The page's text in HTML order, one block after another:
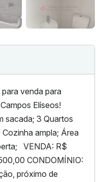
venda para
Elíseos!
sacada; 3 Quartos
ampla; Área
VENDA: R$
CONDOMÍNIO:
próximo de